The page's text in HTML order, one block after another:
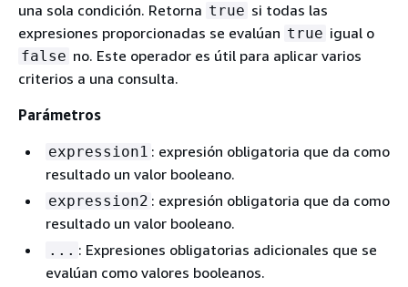
una sola condición. Retorna true si todas las
expresiones proporcionadas se evalúan true igual o
false no. Este operador es útil para aplicar varios
criterios a una consulta.
Parámetros
expression1 : expresión obligatoria que da como
resultado un valor booleano.
expression2 : expresión obligatoria que da como
resultado un valor booleano.
... : Expresiones obligatorias adicionales que se
evalúan como valores booleanos.